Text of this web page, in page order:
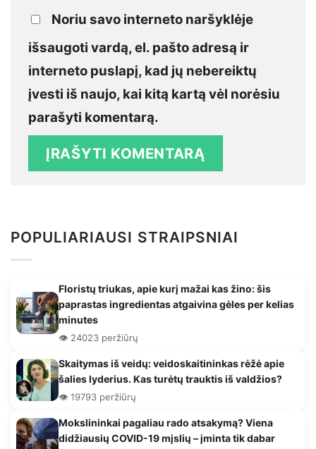
Noriu savo interneto naršyklėje
išsaugoti vardą, el. pašto adresą ir
interneto puslapį, kad jų nebereiktų
įvesti iš naujo, kai kitą kartą vėl norėsiu
parašyti komentarą.
POPULIARIAUSI STRAIPSNIAI
Floristų triukas, apie kurį mažai kas žino: šis
paprastas ingredientas atgaivina gėles per kelias
minutes
👁️ 24023 peržiūrų
Skaitymas iš veidų: veidoskaitininkas rėžė apie
šalies lyderius. Kas turėtų trauktis iš valdžios?
👁️ 19793 peržiūrų
Mokslininkai pagaliau rado atsakymą? Viena
didžiausių COVID-19 mįslių – įminta tik dabar